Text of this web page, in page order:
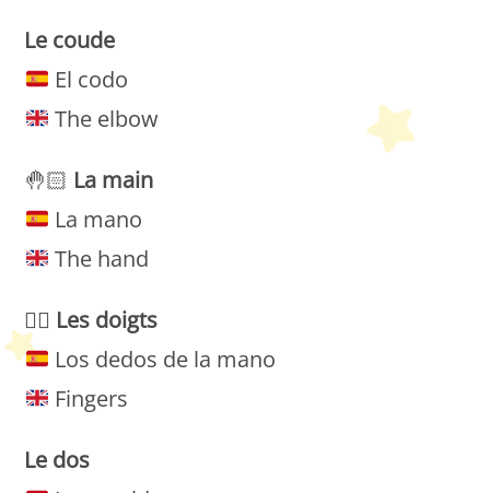
Le coude
El codo
The elbow
🤚🏻 La main
La mano
The hand
🖐🏻 Les doigts
Los dedos de la mano
Fingers
Le dos